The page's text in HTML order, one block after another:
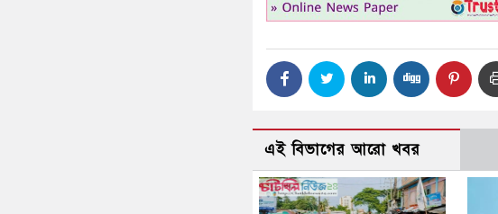
এই বিভাগের আরো খবর